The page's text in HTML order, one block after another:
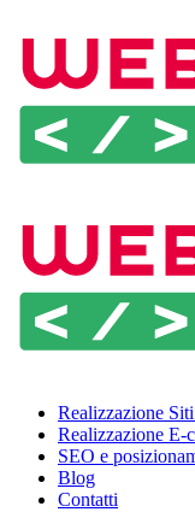
Realizzazione
Realizzazione E-
SEO e
Blog
Contatti